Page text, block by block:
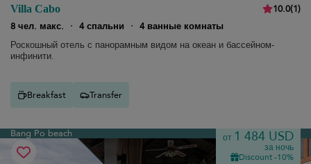
Villa Cabo 10.0(1)
8 чел. макс.
· 4 спальни · 4 ванные комнаты
Роскошный отель с панорамным видом на океан и бассейном-
инфинити.
Breakfast Transfer
Bang Po beach от 1 484 USD
за ночь
Discount -10%